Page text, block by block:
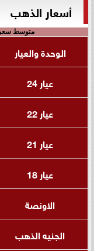
أسعار الذهب
متوسط سعر
الوحدة والعيار
عيار 24
عيار 22
عيار 21
عيار 18
الاونصة
الجنيه الذهب